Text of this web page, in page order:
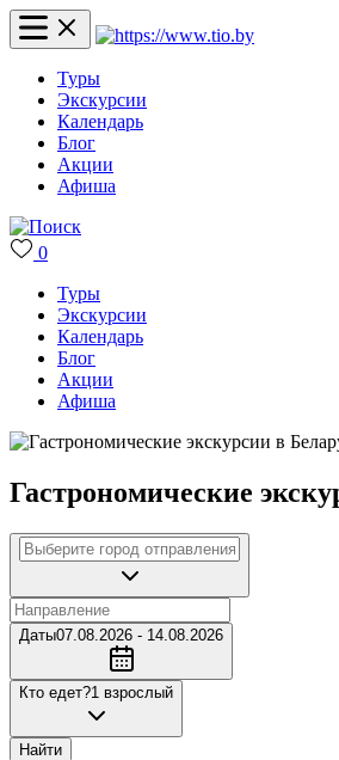
Туры
Экскурсии
Календарь
Блог
Акции
Афиша
0
Туры
Экскурсии
Календарь
Блог
Акции
Афиша
Гастрономические
Даты07.08.2026 - 14.08.2026
Кто едет?1 взрослый
Найти